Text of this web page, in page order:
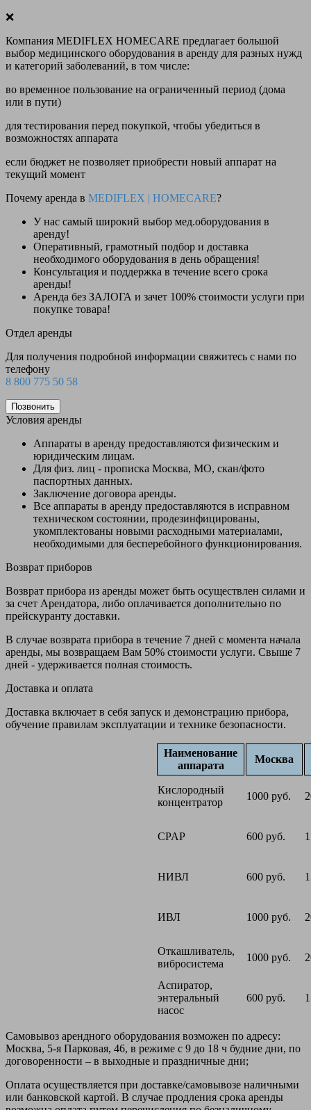
❌
Компания MEDIFLEX HOMECARE предлагает большой
выбор медицинского оборудования в аренду для разных нужд
и категорий заболеваний, в том числе:
во временное пользование на ограниченный период (дома
или в пути)
для тестирования перед покупкой, чтобы убедиться в
возможностях аппарата
если бюджет не позволяет приобрести новый аппарат на
текущий момент
Почему аренда в MEDIFLEX | HOMECARE?
У нас самый широкий выбор мед.оборудования в
аренду!
Оперативный, грамотный подбор и доставка
необходимого оборудования в день обращения!
Консультация и поддержка в течение всего срока
аренды!
Аренда без ЗАЛОГА и зачет 100% стоимости услуги при
покупке товара!
Отдел аренды
Для получения подробной информации свяжитесь с нами по
телефону
8 800 775 50 58
Позвонить
Условия аренды
Аппараты в аренду предоставляются физическим и
юридическим лицам.
Для физ. лиц - прописка Москва, МО, скан/фото
паспортных данных.
Заключение договора аренды.
Все аппараты в аренду предоставляются в исправном
техническом состоянии, продезинфицированы,
укомплектованы новыми расходными материалами,
необходимыми для бесперебойного функционирования.
Возврат приборов
Возврат прибора из аренды может быть осуществлен силами и
за счет Арендатора, либо оплачивается дополнительно по
прейскуранту доставки.
В случае возврата прибора в течение 7 дней с момента начала
аренды, мы возвращаем Вам 50% стоимости услуги. Свыше 7
дней - удерживается полная стоимость.
Доставка и оплата
Доставка включает в себя запуск и демонстрацию прибора,
обучение правилам эксплуатации и технике безопасности.
Наименование
аппарата
Москва
Кислородный
концентратор
1000 руб.
CPAP 600 руб.
НИВЛ 600 руб.
ИВЛ 1000 руб.
Откашливатель,
вибросистема
1000 руб.
Аспиратор,
энтеральный
насос
600 руб.
Самовывоз арендного оборудования возможен по адресу:
Москва, 5-я Парковая, 46, в режиме с 9 до 18 ч будние дни, по
договоренности – в выходные и праздничные дни;
Оплата осуществляется при доставке/самовывозе наличными
или банковской картой. В случае продления срока аренды